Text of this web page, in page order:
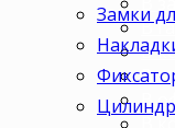
В
В
В
В
Замки